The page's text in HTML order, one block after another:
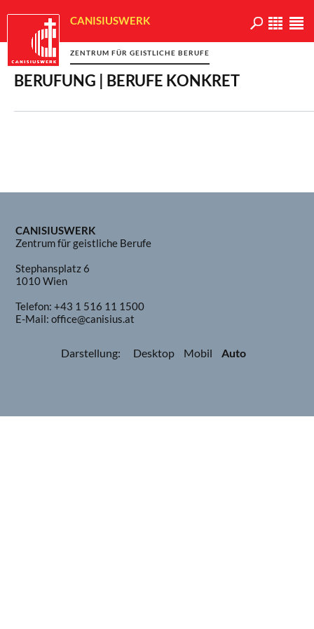
CANISIUSWERK
ZENTRUM FÜR GEISTLICHE BERUFE
BERUFUNG | BERUFE KONKRET
CANISIUSWERK
Zentrum für geistliche Berufe
Stephansplatz 6
1010 Wien
Telefon:+43 1 516 11 1500
E-Mail:office@canisius.at
Darstellung: Desktop Mobil Auto